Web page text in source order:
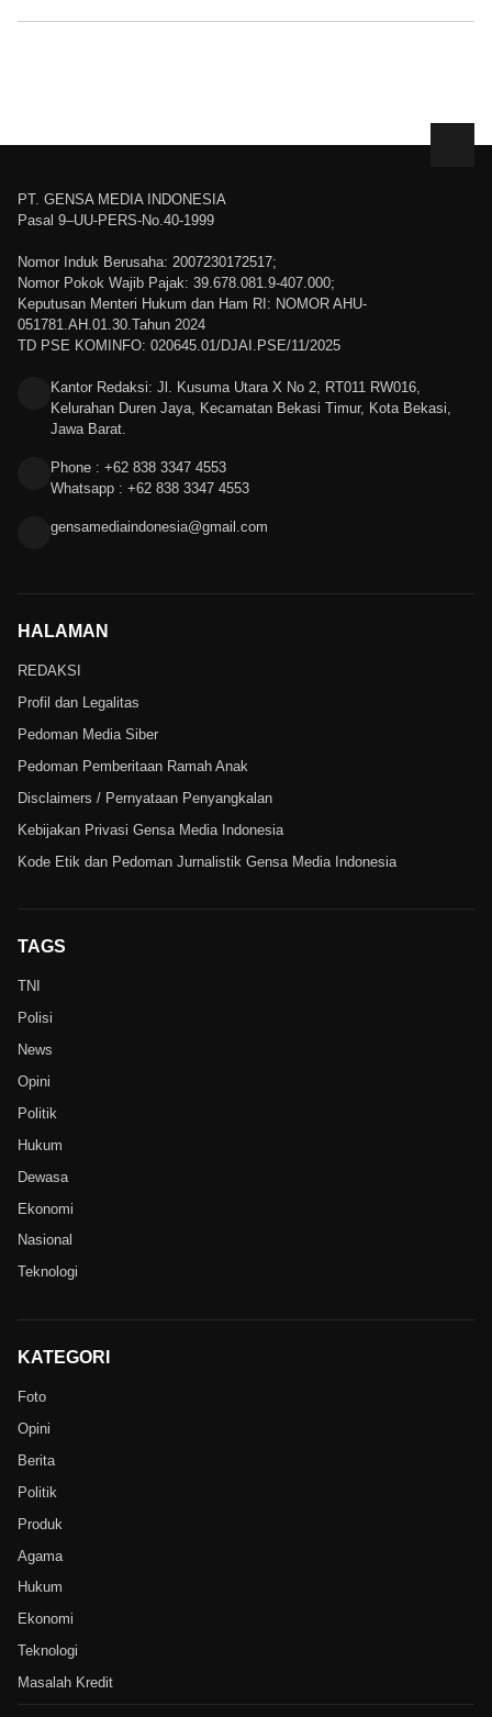
PT. GENSA MEDIA INDONESIA
Pasal 9–UU-PERS-No.40-1999
Nomor Induk Berusaha: 2007230172517;
Nomor Pokok Wajib Pajak: 39.678.081.9-407.000;
Keputusan Menteri Hukum dan Ham RI: NOMOR AHU-
051781.AH.01.30.Tahun 2024
TD PSE KOMINFO: 020645.01/DJAI.PSE/11/2025
Kantor Redaksi: Jl. Kusuma Utara X No 2, RT011 RW016,
Kelurahan Duren Jaya, Kecamatan Bekasi Timur, Kota Bekasi,
Jawa Barat.
Phone : +62 838 3347 4553
Whatsapp : +62 838 3347 4553
gensamediaindonesia@gmail.com
HALAMAN
REDAKSI
Profil dan Legalitas
Pedoman Media Siber
Pedoman Pemberitaan Ramah Anak
Disclaimers / Pernyataan Penyangkalan
Kebijakan Privasi Gensa Media Indonesia
Kode Etik dan Pedoman Jurnalistik Gensa Media Indonesia
TAGS
TNI
Polisi
News
Opini
Politik
Hukum
Dewasa
Ekonomi
Nasional
Teknologi
KATEGORI
Foto
Opini
Berita
Politik
Produk
Agama
Hukum
Ekonomi
Teknologi
Masalah Kredit